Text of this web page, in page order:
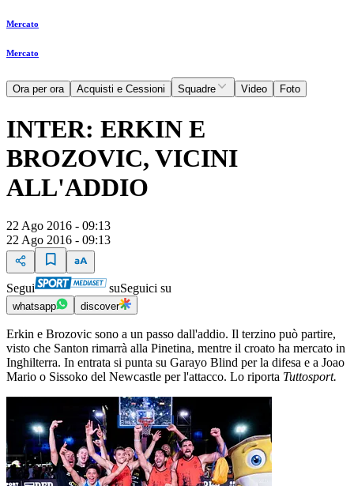
Mercato
Mercato
Ora per ora Acquisti e Cessioni Squadre Video Foto
INTER: ERKIN E
BROZOVIC, VICINI
ALL'ADDIO
22 Ago 2016 - 09:13
22 Ago 2016 - 09:13
Segui suSeguici su
whatsapp discover
Erkin e Brozovic sono a un passo dall'addio. Il terzino può partire,
visto che Santon rimarrà alla Pinetina, mentre il croato ha mercato in
Inghilterra. In entrata si punta su Garayo Blind per la difesa e a Joao
Mario o Sissoko del Newcastle per l'attacco. Lo riporta Tuttosport.